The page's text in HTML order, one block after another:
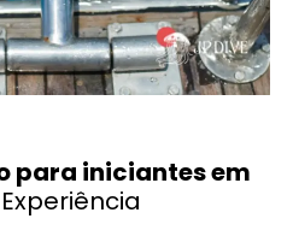
para iniciantes em